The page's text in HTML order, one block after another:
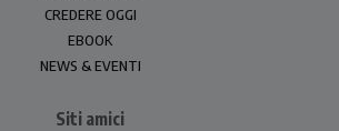
CREDERE OGGI
EBOOK
NEWS & EVENTI
Siti amici